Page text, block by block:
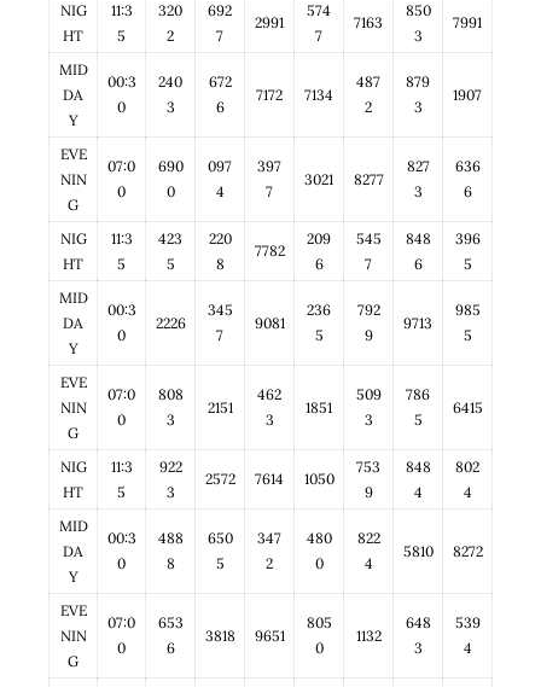
NIG
HT
11:3
5
320
2
692
7
2991
574
7
7163
850
3
7991
MID
DA
Y
00:3
0
240
3
672
6
7172 7134
487
2
879
3
1907
EVE
NIN
G
07:0
0
690
0
097
4
397
7
3021 8277
827
3
636
6
NIG
HT
11:3
5
423
5
220
8
7782
209
6
545
7
848
6
396
5
MID
DA
Y
00:3
0
2226
345
7
9081
236
5
792
9
9713
985
5
EVE
NIN
G
07:0
0
808
3
2151
462
3
1851
509
3
786
5
6415
NIG
HT
11:3
5
922
3
2572 7614 1050
753
9
848
4
802
4
MID
DA
Y
00:3
0
488
8
650
5
347
2
480
0
822
4
5810 8272
EVE
NIN
G
07:0
0
653
6
3818 9651
805
0
1132
648
3
539
4